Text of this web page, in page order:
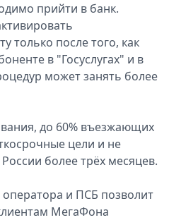
прийти в банк.
только после того, как
в "Госуслугах" и в
может занять более
до 60% въезжающих
цели и не
более трёх месяцев.
и ПСБ позволит
МегаФона